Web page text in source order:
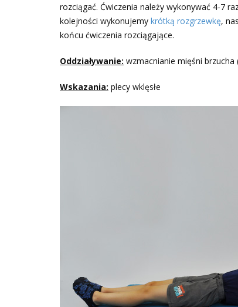
rozciągać. Ćwiczenia należy wykonywać 4-7
kolejności wykonujemy krótką rozgrzewkę,
końcu ćwiczenia rozciągające.
Oddziaływanie: wzmacnianie mięśni
Wskazania: plecy wklęsłe